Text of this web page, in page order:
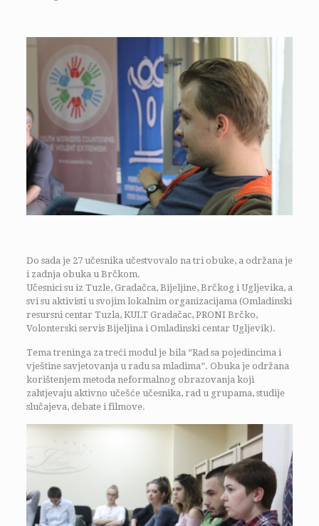
Do sada je 27 učesnika učestvovalo na tri obuke, a održana je
i zadnja obuka u Brčkom.
Učesnici su iz Tuzle, Gradačca, Bijeljine, Brčkog i Ugljevika, a
svi su aktivisti u svojim lokalnim organizacijama (Omladinski
resursni centar Tuzla, KULT Gradačac, PRONI Brčko,
Volonterski servis Bijeljina i Omladinski centar Ugljevik).
Tema treninga za treći modul je bila “Rad sa pojedincima i
vještine savjetovanja u radu sa mladima”. Obuka je održana
korištenjem metoda neformalnog obrazovanja koji
zahtjevaju aktivno učešće učesnika, rad u grupama, studije
slučajeva, debate i filmove.